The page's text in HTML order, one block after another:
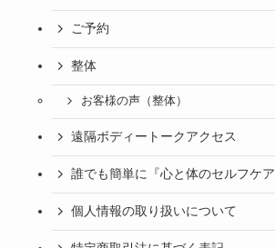
ご予約
整体
お客様の声（整体）
遠隔ボディートークアクセス
誰でも簡単に『心と体のセルフケア
個人情報の取り扱いについて